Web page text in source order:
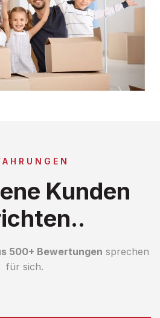
Kunden
500+ Bewertungen sprechen
für sich.